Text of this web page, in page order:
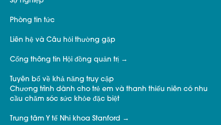
Phòng tin tức
Liên hệ và Câu hỏi thường gặp
Cổng thông tin Hội đồng quản trị
Tuyên bố về khả năng truy cập
Chương trình dành cho trẻ em và thanh thiếu niên có nhu
cầu chăm sóc sức khỏe đặc biệt
Trung tâm Y tế Nhi khoa Stanford